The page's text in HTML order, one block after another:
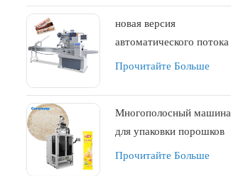
новая версия
автоматического потока
еды Конфеты / Шоколад /
протеин машина для
упаковки баров
Прочитайте Больше
Многополосный машина
для упаковки порошков
Прочитайте Больше